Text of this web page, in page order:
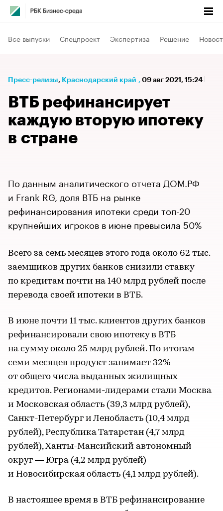
Все выпуски Спецпроект Экспертиза Решение
Пресс-релизы⁠, Краснодарский край , 09 авг 2021, 15:24
ВТБ рефинансирует
каждую вторую ипотеку
в стране
По данным аналитического отчета ДОМ.РФ
и Frank RG, доля ВТБ на рынке
рефинансирования ипотеки среди топ-20
крупнейших игроков в июне превысила 50%
Всего за семь месяцев этого года около 62 тыс.
заемщиков других банков снизили ставку
по кредитам почти на 140 млрд рублей после
перевода своей ипотеки в ВТБ.
В июне почти 11 тыс. клиентов других банков
рефинансировали свою ипотеку в ВТБ
на сумму около 25 млрд рублей. По итогам
семи месяцев продукт занимает 32%
от общего числа выданных жилищных
кредитов. Регионами-лидерами стали Москва
и Московская область (39,3 млрд рублей),
Санкт-Петербург и Ленобласть (10,4 млрд
рублей), Республика Татарстан (4,7 млрд
рублей), Ханты-Мансийский автономный
округ — Югра (4,2 млрд рублей)
и Новосибирская область (4,1 млрд рублей).
В настоящее время в ВТБ рефинансирование